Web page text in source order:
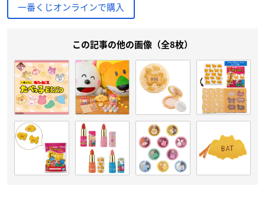
一番くじオンラインで購入
この記事の他の画像（全8枚）